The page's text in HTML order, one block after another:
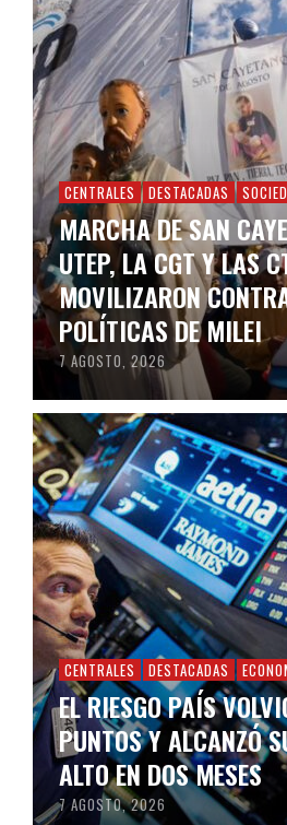
CENTRALES DESTACADAS
MARCHA DE SAN
UTEP, LA CGT Y LAS
MOVILIZARON
POLÍTICAS DE MILEI
7 AGOSTO, 2026
CENTRALES DESTACADAS
EL RIESGO PAÍS
PUNTOS Y ALCANZÓ
ALTO EN DOS MESES
7 AGOSTO, 2026